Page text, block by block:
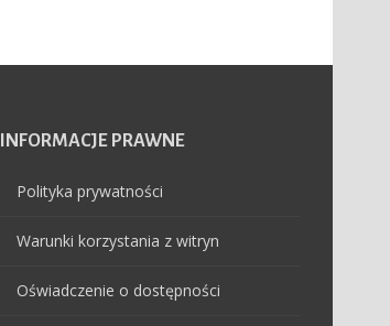
INFORMACJEPRAWNE
Polityka prywatności
Warunki korzystania z witryn
Oświadczenie o dostępności